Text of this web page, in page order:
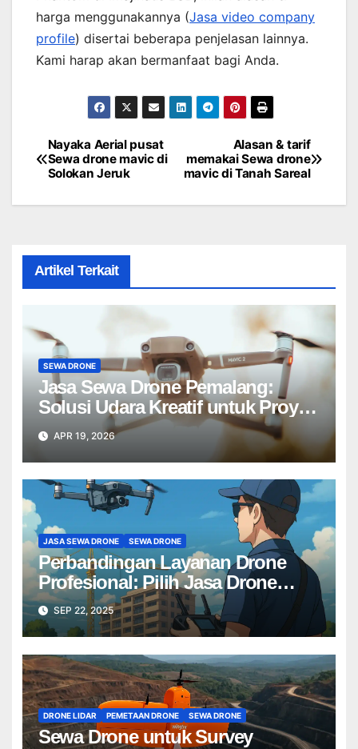
harga menggunakannya (Jasa video company
profile) disertai beberapa penjelasan lainnya.
Kami harap akan bermanfaat bagi Anda.
Post
navigation
Alasan & tarif
memakai Sewa drone
mavic di Tanah Sareal
Nayaka Aerial pusat
Sewa drone mavic di
Solokan Jeruk
Artikel Terkait
SEWA DRONE
Jasa Sewa Drone Pemalang:
Solusi Udara Kreatif untuk Proyek
Anda Tanpa Batas】
APR 19, 2026
JASA SEWA DRONE SEWA DRONE
Perbandingan Layanan Drone
Profesional: Pilih Jasa Drone
Terbaik untuk Proyek Anda
SEP 22, 2025
DRONE LIDAR PEMETAAN DRONE SEWA DRONE
Sewa Drone untuk Survey